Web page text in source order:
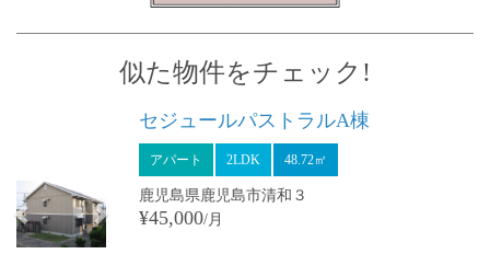
似た物件をチェック!
NextセジュールパストラルA棟
アパート 2LDK 48.72㎡
鹿児島県鹿児島市清和３
¥45,000/月